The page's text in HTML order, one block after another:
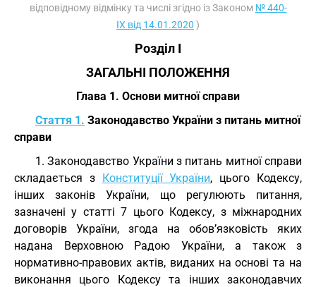
відповідному відмінку та числі згідно із Законом № 440-
IX від 14.01.2020 )
Розділ I
ЗАГАЛЬНІ ПОЛОЖЕННЯ
Глава 1. Основи митної справи
Стаття 1. Законодавство України з питань митної
справи
1. Законодавство України з питань митної справи
складається з Конституції України, цього Кодексу,
інших законів України, що регулюють питання,
зазначені у статті 7 цього Кодексу, з міжнародних
договорів України, згода на обов’язковість яких
надана Верховною Радою України, а також з
нормативно-правових актів, виданих на основі та на
виконання цього Кодексу та інших законодавчих